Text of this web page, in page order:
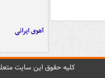
آهوی ایرانی
کليه حقوق اين سايت